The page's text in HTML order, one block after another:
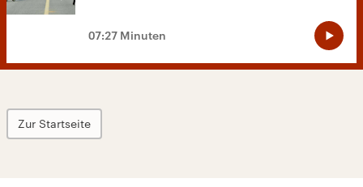
07:27 Minuten
Zur Startseite